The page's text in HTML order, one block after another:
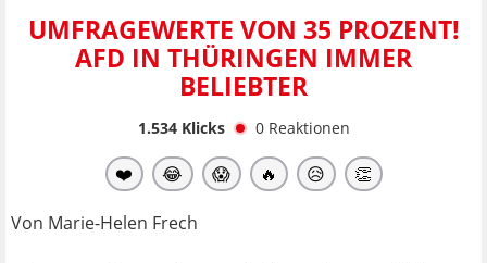
UMFRAGEWERTE VON 35 PROZENT!
AFD IN THÜRINGEN IMMER
BELIEBTER
1.534Klicks 0 Reaktionen
❤️ 😂 😱 🔥 😥 👏
Von Marie-Helen Frech